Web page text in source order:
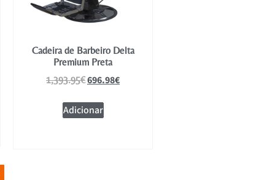
Cadeira de Barbeiro Delta
Premium Preta
1,393.95€696.98€
Adicionar